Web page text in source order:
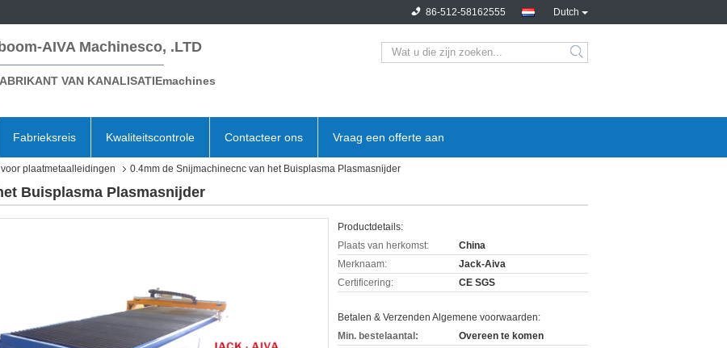
Dutch
86-512-58162555
AIVA Machinesco, .LTD
VAN KANALISATIEmachines
Fabrieksreis Kwaliteitscontrole Contacteer ons Vraag een offerte aan
plaatmetaalleidingen 0.4mm de Snijmachinecnc van het Buisplasma Plasmasnijder
Buisplasma Plasmasnijder
Productdetails:
Plaats van herkomst:
China
Merknaam:
Jack-Aiva
Certificering:
CE SGS
Betalen & Verzenden Algemene voorwaarden:
Min. bestelaantal:
Overeen te komen